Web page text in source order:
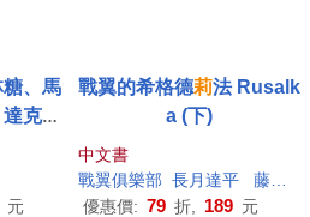
、馬
克瓦
款蛋
搭
，一
元
戰翼的希格德莉法 Rusalk
a (下)
中文書
戰翼俱樂部 長月達平
藤真拓哉
優惠價: 79 折, 189 元